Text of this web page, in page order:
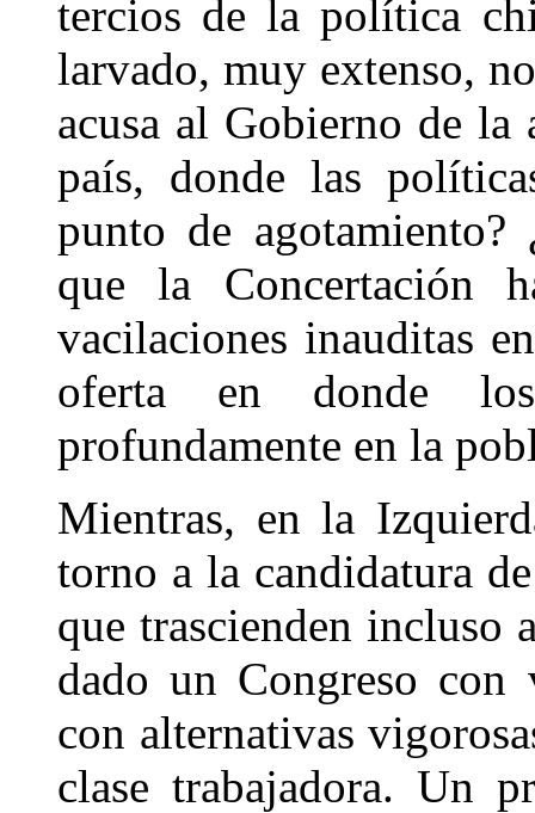
tercios de la política
larvado, muy extenso,
acusa al Gobierno de la
país, donde las
punto de
que la Concertación
vacilaciones inauditas
oferta en donde
profundamente en la
Mientras, en la
torno a la candidatura
que trascienden incluso
dado un Congreso con
con alternativas
clase trabajadora. Un